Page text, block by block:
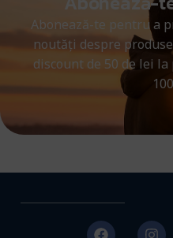
Abonează-te pentru a
noutăți despre
discount de 50 de lei